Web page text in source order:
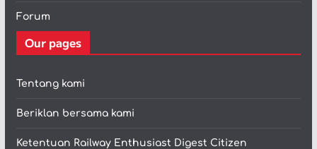
Forum
Our pages
Tentang kami
Beriklan bersama kami
Ketentuan Railway Enthusiast Digest Citizen